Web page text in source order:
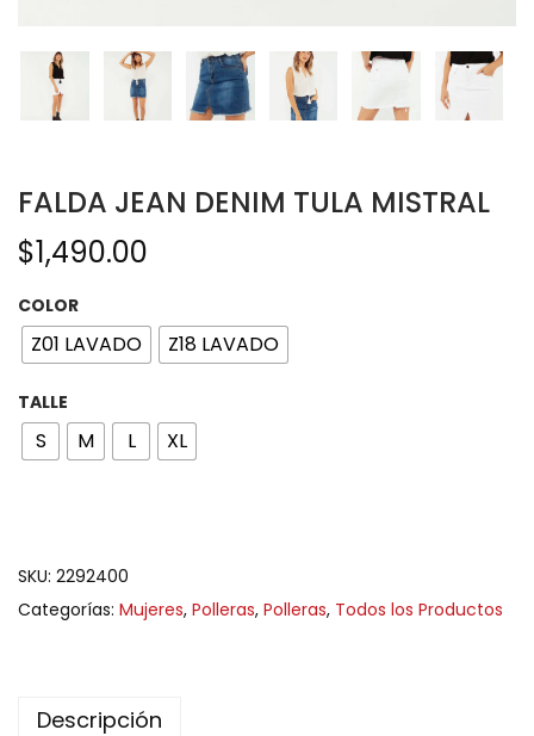
FALDA JEAN DENIM TULA MISTRAL
$1,490.00
COLOR
Z01 LAVADO Z18 LAVADO
TALLE
S M L XL
SKU: 2292400
Categorías: Mujeres, Polleras, Polleras, Todos los Productos
Descripción